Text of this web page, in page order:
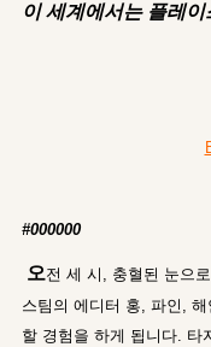
이 세계에서는 플레
#000000
오전 세 시, 충혈된 눈으
스팀의 에디터 홍, 파인,
할 경험을 하게 됩니다. 타